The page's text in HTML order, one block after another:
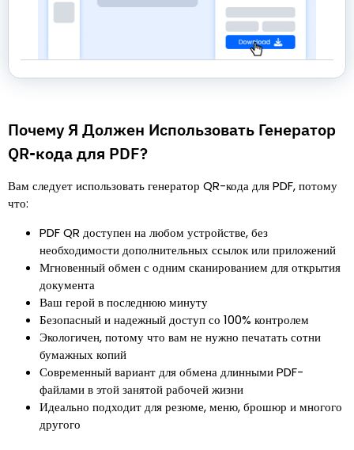
Почему Я Должен Использовать Генератор
QR-кода для PDF?
Вам следует использовать генератор QR-кода для PDF, потому
что:
PDF QR доступен на любом устройстве, без
необходимости дополнительных ссылок или приложений
Мгновенный обмен с одним сканированием для открытия
документа
Ваш герой в последнюю минуту
Безопасный и надежный доступ со 100% контролем
Экологичен, потому что вам не нужно печатать сотни
бумажных копий
Современный вариант для обмена длинными PDF-
файлами в этой занятой рабочей жизни
Идеально подходит для резюме, меню, брошюр и многого
другого